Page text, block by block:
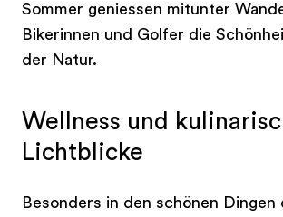
Sommer geniessen mitunter
Bikerinnen und Golfer die
der Natur.
Wellness und
Lichtblicke
Besonders in den schönen Dingen